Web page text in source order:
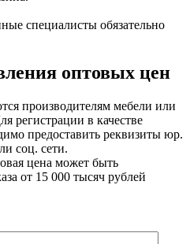
специалисты обязательно
оптовых цен
производителям мебели или
регистрации в качестве
предоставить реквизиты юр.
соц. сети.
цена может быть
от 15 000 тысяч рублей